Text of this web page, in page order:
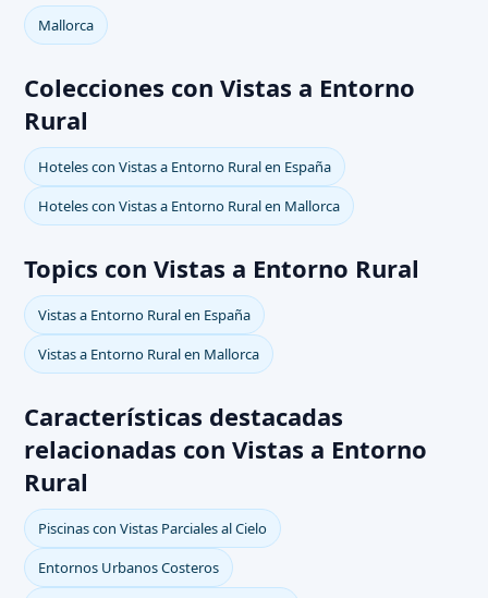
Mallorca
Colecciones con Vistas a Entorno
Rural
Hoteles con Vistas a Entorno Rural en España
Hoteles con Vistas a Entorno Rural en Mallorca
Topics con Vistas a Entorno Rural
Vistas a Entorno Rural en España
Vistas a Entorno Rural en Mallorca
Características destacadas
relacionadas con Vistas a Entorno
Rural
Piscinas con Vistas Parciales al Cielo
Entornos Urbanos Costeros